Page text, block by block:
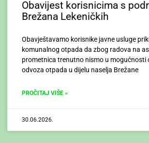
Obavijest korisnicima s
Brežana Lekeničkih
Obavještavamo korisnike javne usluge
komunalnog otpada da zbog radova na
prometnica trenutno nismo u mogućnosti
odvoza otpada u dijelu naselja Brežane
PROČITAJ VIŠE »
30.06.2026.